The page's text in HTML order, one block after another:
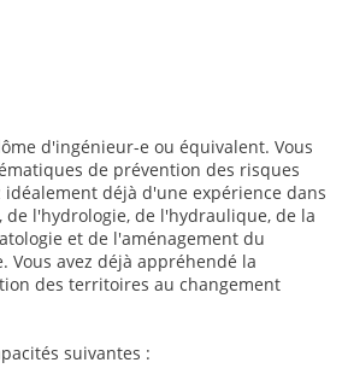
d'ingénieur-e ou équivalent. Vous
de prévention des risques
idéalement déjà d'une expérience dans
de l'hydrologie, de l'hydraulique, de la
et de l'aménagement du
avez déjà appréhendé la
des territoires au changement
suivantes :